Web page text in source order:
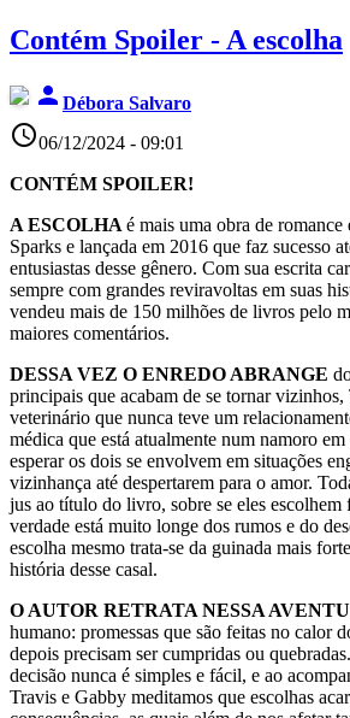
Contém Spoiler - A escolha
person Débora Salvaro
access_time06/12/2024 - 09:01
CONTÉM SPOILER!
A ESCOLHA é mais uma obra de
Sparks e lançada em 2016 que faz sucesso
entusiastas desse gênero. Com sua escrita
sempre com grandes reviravoltas em suas
vendeu mais de 150 milhões de livros pelo
maiores comentários.
DESSA VEZ O ENREDO ABRANGE
principais que acabam de se tornar
veterinário que nunca teve um
médica que está atualmente num namoro
esperar os dois se envolvem em situações
vizinhança até despertarem para o amor.
jus ao título do livro, sobre se eles escolhem
verdade está muito longe dos rumos e do
escolha mesmo trata-se da guinada mais
história desse casal.
O AUTOR RETRATA NESSA
humano: promessas que são feitas no calor
depois precisam ser cumpridas ou
decisão nunca é simples e fácil, e ao
Travis e Gabby meditamos que escolhas